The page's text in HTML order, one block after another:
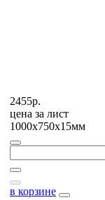
2455р.
цена за лист
1000х750х15мм
в корзине